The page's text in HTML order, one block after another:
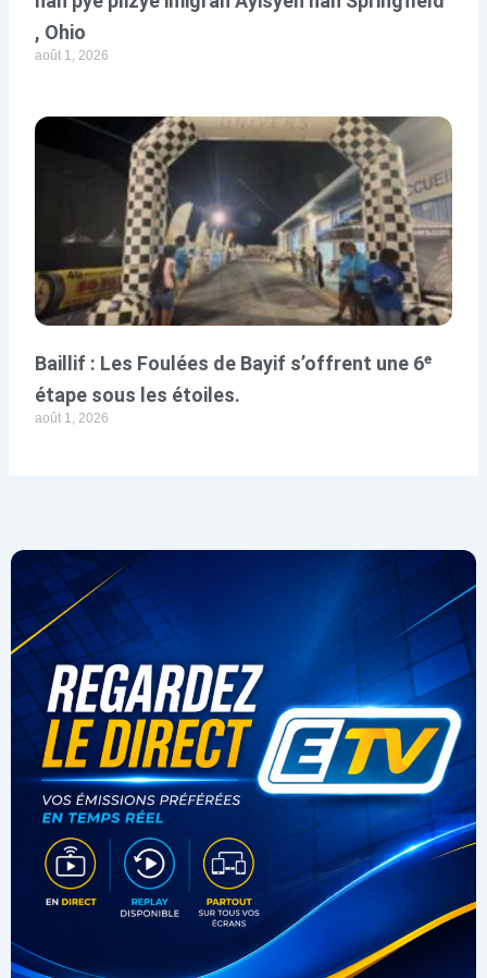
, Ohio
août 1, 2026
Baillif : Les Foulées de Bayif s’offrent une 6ᵉ
étape sous les étoiles.
août 1, 2026